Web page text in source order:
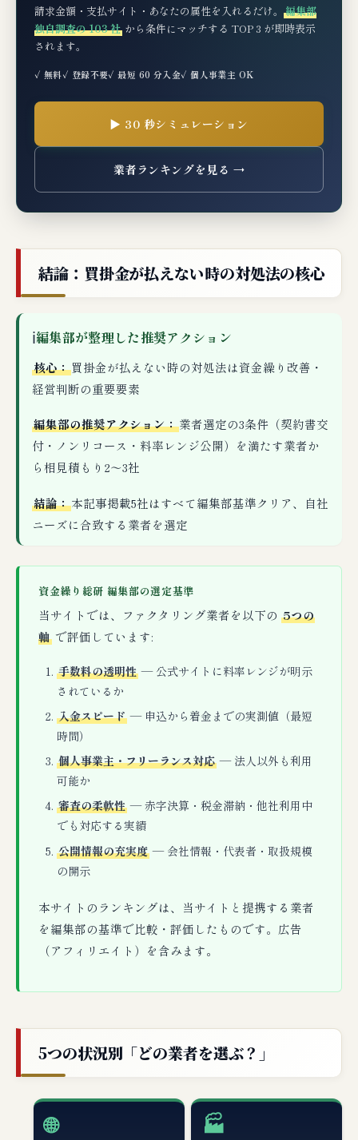
請求金額・支払サイト・あなたの属性を入れるだけ。 編集部
独自調査の 103 社 から条件にマッチする TOP 3 が即時表示
されます。
✓ 無料✓ 登録不要✓ 最短 60 分入金✓ 個人事業主 OK
▶ 30 秒シミュレーション
業者ランキングを見る →
結論：買掛金が払えない時の対処法の核心
ℹ編集部が整理した推奨アクション
核心：買掛金が払えない時の対処法は資金繰り改善・
経営判断の重要要素
編集部の推奨アクション：業者選定の3条件（契約書交
付・ノンリコース・料率レンジ公開）を満たす業者か
ら相見積もり2〜3社
結論：本記事掲載5社はすべて編集部基準クリア、自社
ニーズに合致する業者を選定
資金繰り総研 編集部の選定基準
当サイトでは、ファクタリング業者を以下の5つの
軸 で評価しています:
手数料の透明性— 公式サイトに料率レンジが明示
されているか
入金スピード— 申込から着金までの実測値（最短
時間）
個人事業主・フリーランス対応— 法人以外も利用
可能か
審査の柔軟性— 赤字決算・税金滞納・他社利用中
でも対応する実績
公開情報の充実度— 会社情報・代表者・取扱規模
の開示
本サイトのランキングは、当サイトと提携する業者
を編集部の基準で比較・評価したものです。広告
（アフィリエイト）を含みます。
5つの状況別「どの業者を選ぶ？」
🌐 🏭